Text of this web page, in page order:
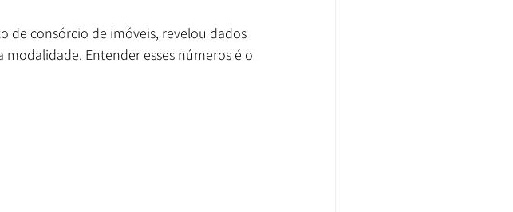
de consórcio de imóveis, revelou dados
Entender esses números é o